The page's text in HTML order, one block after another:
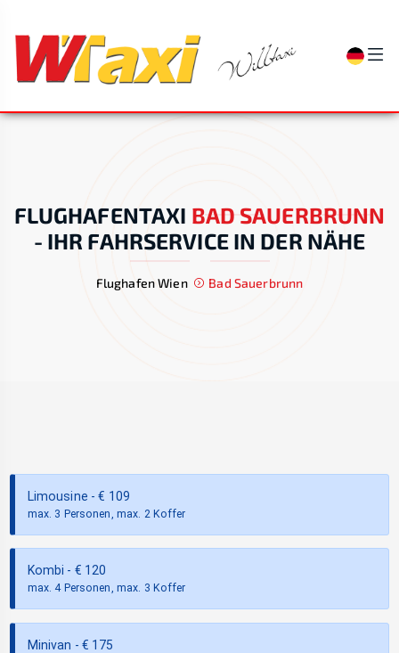
FLUGHAFENTAXI BAD SAUERBRUNN
- IHR FAHRSERVICE IN DER NÄHE
Flughafen Wien Bad Sauerbrunn
Limousine - € 109
max. 3 Personen, max. 2 Koffer
Kombi - € 120
max. 4 Personen, max. 3 Koffer
Minivan - € 175